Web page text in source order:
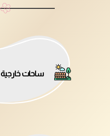
ساحات خارجية